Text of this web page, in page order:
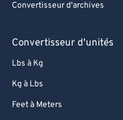
Convertisseur d'archives
Convertisseur d'unités
Lbs à Kg
Kg à Lbs
Feet à Meters